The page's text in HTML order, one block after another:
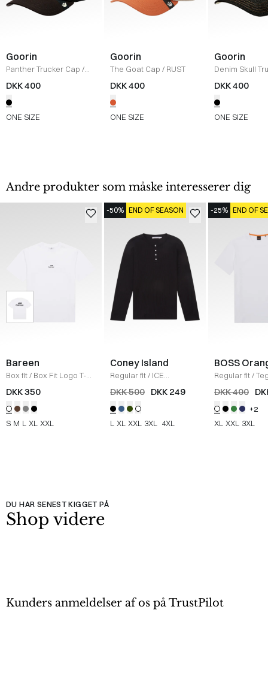
Goorin
Panther Trucker Cap /
BLACK/BLACK
DKK 400
ONE SIZE
Goorin
The Goat Cap / RUST
DKK 400
ONE SIZE
Goorin
Denim Skull
/DARK DENIM
DKK 400
ONE SIZE
Andre produkter som måske interesserer dig
Bareen
Box fit/ Box Fit Logo T-
shirt /WHITE
DKK 350
S M L XL XXL
-50% END OF SEASON
Coney Island
Regular fit/ ICE
Sweatshirt
/BLACK
DKK 500 DKK 249
L XL XXL 3XL 4XL
-25% END OF
BOSS
Regular fit/
Shirt
HVID
DKK 400
+2
XL XXL 3XL
DU HAR SENEST KIGGET PÅ
Shop videre
Kunders anmeldelser af os på TrustPilot